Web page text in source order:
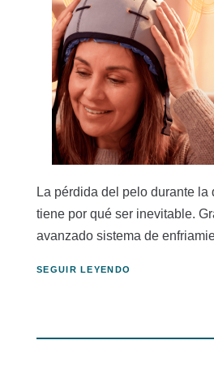
La pérdida del pelo durante la
tiene por qué ser inevitable.
avanzado sistema de
SEGUIR LEYENDO